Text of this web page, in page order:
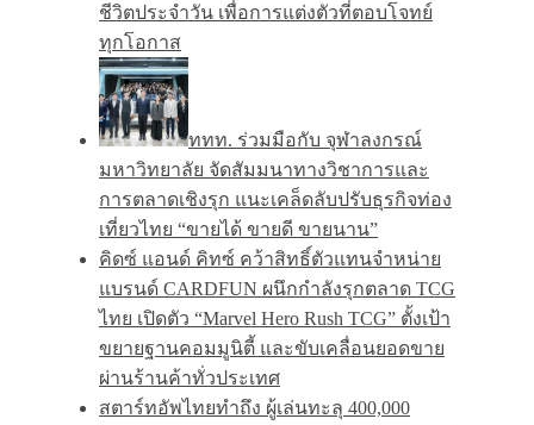
ชีวิตประจำวัน เพื่อการแต่งตัวที่ตอบโจทย์
ทุกโอกาส
ททท. ร่วมมือกับ จุฬาลงกรณ์
มหาวิทยาลัย จัดสัมมนาทางวิชาการและ
การตลาดเชิงรุก แนะเคล็ดลับปรับธุรกิจท่อง
เที่ยวไทย “ขายได้ ขายดี ขายนาน”
คิดซ์ แอนด์ คิทซ์ คว้าสิทธิ์ตัวแทนจำหน่าย
แบรนด์ CARDFUN ผนึกกำลังรุกตลาด TCG
ไทย เปิดตัว “Marvel Hero Rush TCG” ตั้งเป้า
ขยายฐานคอมมูนิตี้ และขับเคลื่อนยอดขาย
ผ่านร้านค้าทั่วประเทศ
สตาร์ทอัพไทยทำถึง ผู้เล่นทะลุ 400,000